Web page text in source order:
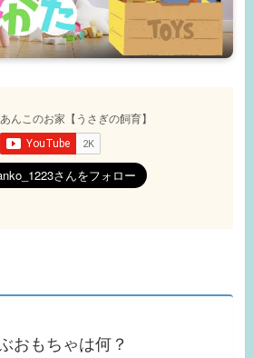
おもちゃは何？